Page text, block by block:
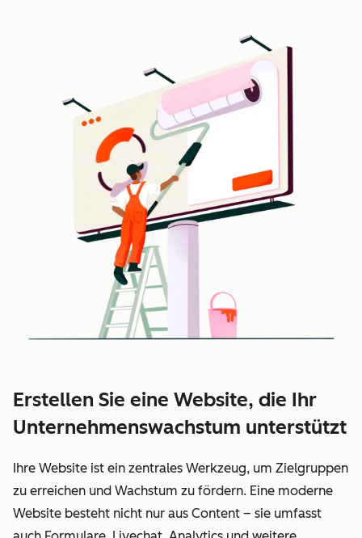
Erstellen Sie eine Website, die Ihr
Unternehmenswachstum unterstützt
Ihre Website ist ein zentrales Werkzeug, um Zielgruppen
zu erreichen und Wachstum zu fördern. Eine moderne
Website besteht nicht nur aus Content – sie umfasst